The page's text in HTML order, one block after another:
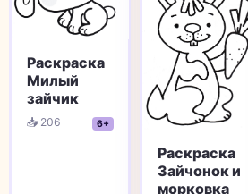
Раскраска
Милый
зайчик
📥 206 6+
Раскраска
Зайчонок и
морковка